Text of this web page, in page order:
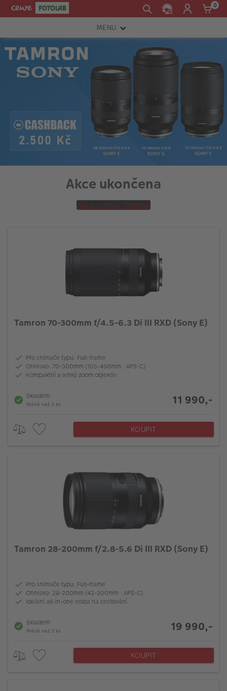
0
MENU
FOTOAPARÁTY
OBJEKTIVY
TISKÁRNY A SKENERY
Fotoprodukty
Akce ukončena
Akce a slevy Tamron
Tamron 70-300mm f/4.5-6.3 Di III RXD (Sony E)
Pro snímače typu: Full-frame
Ohnisko: 70-300mm (105-450mm : APS-C)
Kompaktní a lehký zoom objektiv
Skladem
Méně než 3 ks 11 990,-
KOUPIT
Tamron 28-200mm f/2.8-5.6 Di III RXD (Sony E)
Pro snímače typu: Full-frame
Ohnisko: 28-200mm (42-300mm : APS-C)
Ideální all-in-one volba na cestování
Skladem
Méně než 3 ks 19 990,-
KOUPIT